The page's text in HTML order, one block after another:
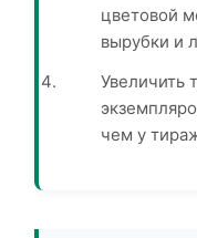
цветовой
вырубки и
Увеличить
чем у